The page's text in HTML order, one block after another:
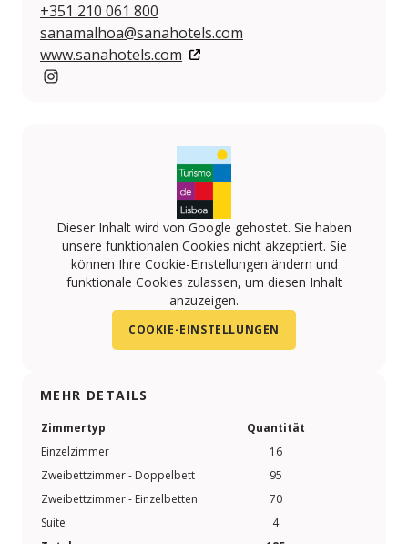
+351 210 061 800
sanamalhoa@sanahotels.com
www.sanahotels.com
Dieser Inhalt wird von Google gehostet. Sie haben
unsere funktionalen Cookies nicht akzeptiert. Sie
können Ihre Cookie-Einstellungen ändern und
funktionale Cookies zulassen, um diesen Inhalt
anzuzeigen.
COOKIE-EINSTELLUNGEN
MEHR DETAILS
Zimmertyp
Quantität
Einzelzimmer
16
Zweibettzimmer - Doppelbett
95
Zweibettzimmer - Einzelbetten
70
Suite
4